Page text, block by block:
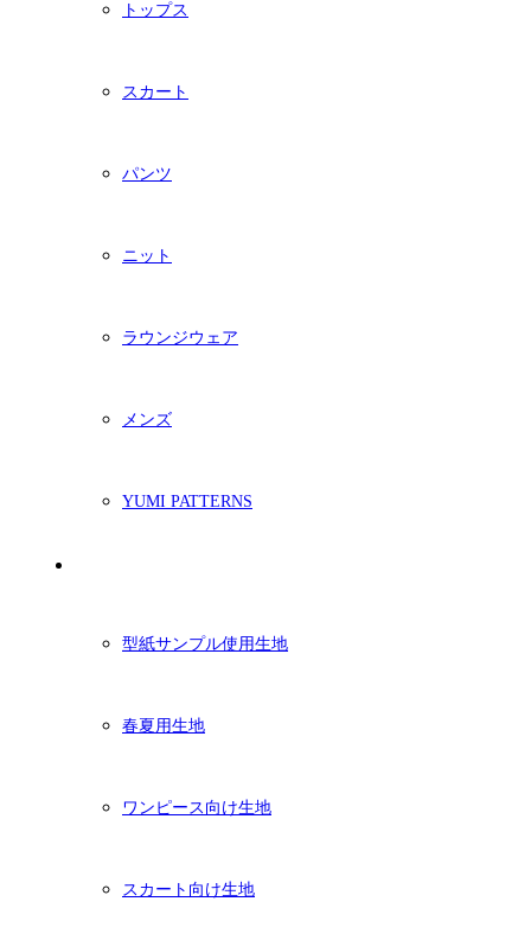
トップス
スカート
パンツ
ニット
ラウンジウェア
メンズ
YUMI PATTERNS
型紙サンプル使用生地
春夏用生地
ワンピース向け生地
スカート向け生地